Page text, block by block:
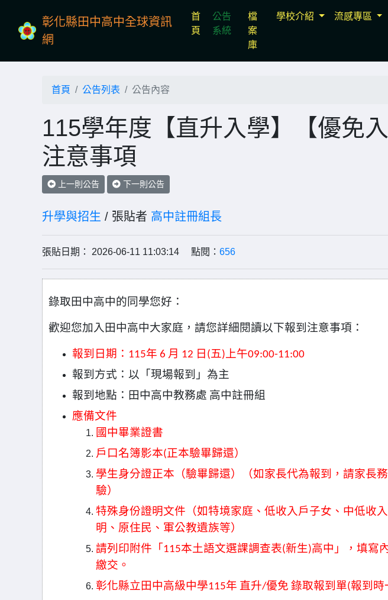
彰化縣田中高中全球資訊
網
首
頁 (current)
公告
系統
檔
案
庫
學校介紹 流感專區
首頁 公告列表 公告內容
115學年度【直升入學】【優免
注意事項
上一則公告 下一則公告
升學與招生 / 張貼者 高中註冊組長
張貼日期： 2026-06-11 11:03:14 點閱： 656
錄取田中高中的同學您好：
歡迎您加入田中高中大家庭，請您詳細閱讀以下報到注意事項：
報到日期： 115年 6 月 12 日 (五)上午09:00-11:00
報到方式：以「現場報到」為主
報到地點：田中高中教務處 高中註冊組
應備文件
國中畢業證書
戶口名簿影本(正本驗畢歸還）
學生身分證正本（驗畢歸還）（如家長代為報到，請家長
驗）
特殊身份證明文件（如特境家庭、低收入戶子女、中低收
明、原住民、軍公教遺族等）
請列印附件「 115本土語文選課調查表(新生)高中」，填寫
繳交。
彰化縣立田中高級中學115年 直升/優免 錄取報到單(報到時